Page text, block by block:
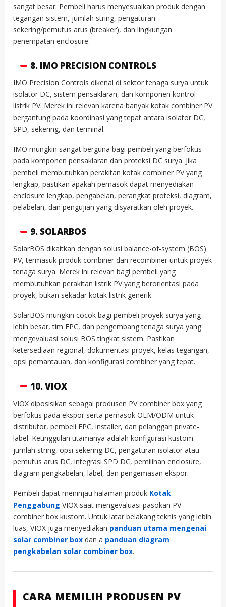
sangat besar. Pembeli harus menyesuaikan produk dengan
tegangan sistem, jumlah string, pengaturan
sekering/pemutus arus (breaker), dan lingkungan
penempatan enclosure.
8. IMO PRECISION CONTROLS
IMO Precision Controls dikenal di sektor tenaga surya untuk
isolator DC, sistem pensaklaran, dan komponen kontrol
listrik PV. Merek ini relevan karena banyak kotak combiner PV
bergantung pada koordinasi yang tepat antara isolator DC,
SPD, sekering, dan terminal.
IMO mungkin sangat berguna bagi pembeli yang berfokus
pada komponen pensaklaran dan proteksi DC surya. Jika
pembeli membutuhkan perakitan kotak combiner PV yang
lengkap, pastikan apakah pemasok dapat menyediakan
enclosure lengkap, pengabelan, perangkat proteksi, diagram,
pelabelan, dan pengujian yang disyaratkan oleh proyek.
9. SOLARBOS
SolarBOS dikaitkan dengan solusi balance-of-system (BOS)
PV, termasuk produk combiner dan recombiner untuk proyek
tenaga surya. Merek ini relevan bagi pembeli yang
membutuhkan perakitan listrik PV yang berorientasi pada
proyek, bukan sekadar kotak listrik generik.
SolarBOS mungkin cocok bagi pembeli proyek surya yang
lebih besar, tim EPC, dan pengembang tenaga surya yang
mengevaluasi solusi BOS tingkat sistem. Pastikan
ketersediaan regional, dokumentasi proyek, kelas tegangan,
opsi pemantauan, dan konfigurasi combiner yang tepat.
10. VIOX
VIOX diposisikan sebagai produsen PV combiner box yang
berfokus pada ekspor serta pemasok OEM/ODM untuk
distributor, pembeli EPC, installer, dan pelanggan private-
label. Keunggulan utamanya adalah konfigurasi kustom:
jumlah string, opsi sekering DC, pengaturan isolator atau
pemutus arus DC, integrasi SPD DC, pemilihan enclosure,
diagram pengkabelan, label, dan pengemasan ekspor.
Pembeli dapat meninjau halaman produk Kotak
Penggabung VIOX saat mengevaluasi pasokan PV
combiner box kustom. Untuk latar belakang teknis yang lebih
luas, VIOX juga menyediakan panduan utama mengenai
solar combiner box dan a panduan diagram
pengkabelan solar combiner box.
CARA MEMILIH PRODUSEN PV